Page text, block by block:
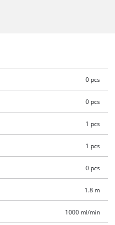
0 pcs
0 pcs
1 pcs
1 pcs
0 pcs
1.8 m
1000 ml/min